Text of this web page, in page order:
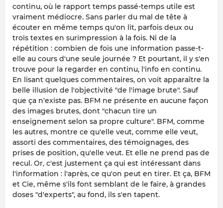
continu, où le rapport temps passé-temps utile est
vraiment médiocre. Sans parler du mal de tête à
écouter en même temps qu'on lit, parfois deux ou
trois textes en surimpression à la fois. Ni de la
répétition : combien de fois une information passe-t-
elle au cours d'une seule journée ? Et pourtant, il y s'en
trouve pour la regarder en continu, l'info en continu.
En lisant quelques commentaires, on voit apparaître la
belle illusion de l'objectivité "de l'image brute". Sauf
que ça n'existe pas. BFM ne présente en aucune façon
des images brutes, dont "chacun tire un
enseignement selon sa propre culture". BFM, comme
les autres, montre ce qu'elle veut, comme elle veut,
assorti des commentaires, des témoignages, des
prises de position, qu'elle veut. Et elle ne prend pas de
recul. Or, c'est justement ça qui est intéressant dans
l'information : l'après, ce qu'on peut en tirer. Et ça, BFM
et Cie, même s'ils font semblant de le faire, à grandes
doses "d'experts", au fond, ils s'en tapent.